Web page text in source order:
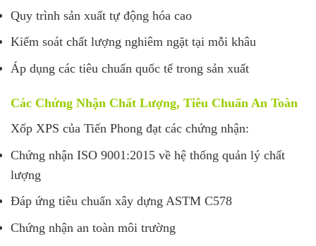
Quy trình sản xuất tự động hóa cao
Kiểm soát chất lượng nghiêm ngặt tại mỗi khâu
Áp dụng các tiêu chuẩn quốc tế trong sản xuất
Các Chứng Nhận Chất Lượng, Tiêu Chuẩn An Toàn
Xốp XPS của Tiến Phong đạt các chứng nhận:
Chứng nhận ISO 9001:2015 về hệ thống quản lý chất
lượng
Đáp ứng tiêu chuẩn xây dựng ASTM C578
Chứng nhận an toàn môi trường